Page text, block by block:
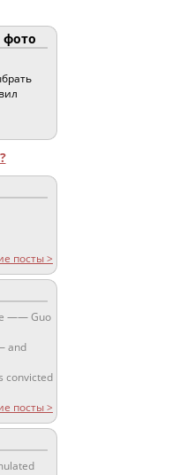
фото
посты >
—— Guo
and
convicted
посты >